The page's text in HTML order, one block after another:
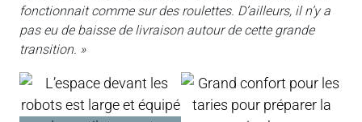
fonctionnait comme sur des roulettes. D’ailleurs, il n’y a
pas eu de baisse de livraison autour de cette grande
transition. »